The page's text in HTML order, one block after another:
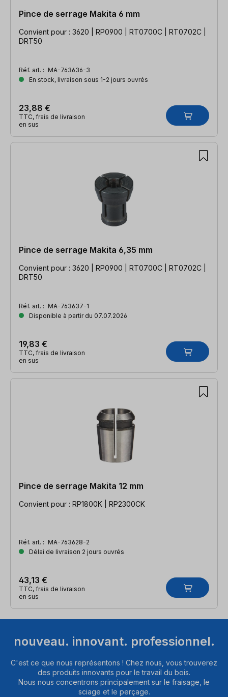
Pince de serrage Makita 6 mm
Convient pour : 3620 | RP0900 | RT0700C | RT0702C |
DRT50
Réf. art. : MA-763636-3
En stock, livraison sous 1-2 jours ouvrés
23,88 €
TTC, frais de livraison
en sus
Pince de serrage Makita 6,35 mm
Convient pour : 3620 | RP0900 | RT0700C | RT0702C |
DRT50
Réf. art. : MA-763637-1
Disponible à partir du 07.07.2026
19,83 €
TTC, frais de livraison
en sus
Pince de serrage Makita 12 mm
Convient pour : RP1800K | RP2300CK
Réf. art. : MA-763628-2
Délai de livraison 2 jours ouvrés
43,13 €
TTC, frais de livraison
en sus
nouveau. innovant. professionnel.
C'est ce que nous représentons ! Chez nous, vous trouverez
des produits innovants pour le travail du bois.
Nous nous concentrons principalement sur le fraisage, le
sciage et le perçage.